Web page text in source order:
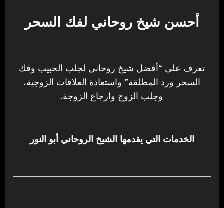
أحسن شيخ روحاني لفك السحر
تعرف على “أفضل شيخ روحاني لجلب الحبيب وفك
السحر ورد المطلقة” واستعادة العلاقات الزوجية،
وجلب الزوج وارجاع الزوجة.
الخدمات التي يقدمها الشيخ الروحاني أبو النور